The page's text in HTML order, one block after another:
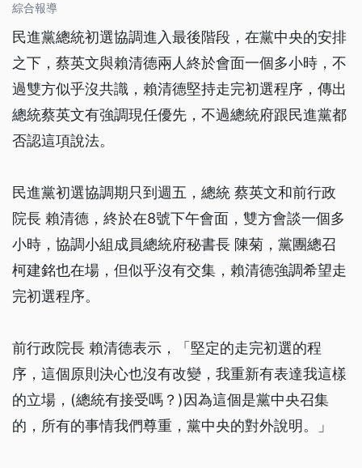
綜合報導
民進黨總統初選協調進入最後階段，在黨中央的安排
之下，蔡英文與賴清德兩人終於會面一個多小時，不
過雙方似乎沒共識，賴清德堅持走完初選程序，傳出
總統蔡英文有強調現任優先，不過總統府跟民進黨都
否認這項說法。
民進黨初選協調期只到週五，總統 蔡英文和前行政
院長 賴清德，終於在8號下午會面，雙方會談一個多
小時，協調小組成員總統府秘書長 陳菊，黨團總召
柯建銘也在場，但似乎沒有交集，賴清德強調希望走
完初選程序。
前行政院長 賴清德表示，「堅定的走完初選的程
序，這個原則決心也沒有改變，我重新有表達我這樣
的立場，(總統有接受嗎？)因為這個是黨中央召集
的，所有的事情我們尊重，黨中央的對外說明。」